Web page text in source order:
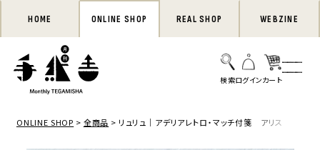
HOME ONLINE SHOP REAL SHOP WEBZINE
ONLINE SHOP 全商品 リュリュ｜アデリアレトロ・マッチ付箋 アリス